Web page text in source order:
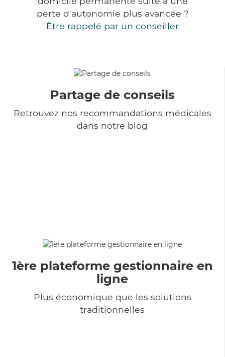
perte d'autonomie plus avancée ?
Être rappelé par un conseiller
Partage de conseils
Retrouvez nos recommandations médicales
dans notre blog
1ère plateforme gestionnaire en
ligne
Plus économique que les solutions
traditionnelles